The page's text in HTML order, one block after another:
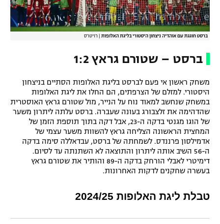
ברסט חוגגת עם אוהדיה ניצחון היסטורי בליגת האלופות רויטרס
ברסט – שטורם גראץ 1:2
משחק ראשון אי פעם לברסט בליגת האלופות הסתיים בניצחון
היסטורי. למזלם של הצרפתים, הם החלו את ליגת האלופות
במשחק שנחשב למאוד נוח על הנייר, מול שטורם גראץ האוסטרית
שהדהימה את זלצבורג בעונה שעברה. ברסט עלתה ליתרון משער
של הוגו מגנטי בדקה ה-23, אבל דקה בתוך תוספת הזמן של
המחצית הראשונה הצליחה גראץ להשוות משער עצמי של
אדמילסון פרננדס. לשמחתה של ברסט, עבדאללה סימה בדקה
ה-56 השיב אותה ליתרון והתוצאה לא השתנתה עד לסיום.
דימיטרי לאבלי הורחק בדקה ה-89 והותיר את שטורם גראץ
בעשרה שחקנים לדקות האחרונות.
טבלת ליגת האלופות 2024/25